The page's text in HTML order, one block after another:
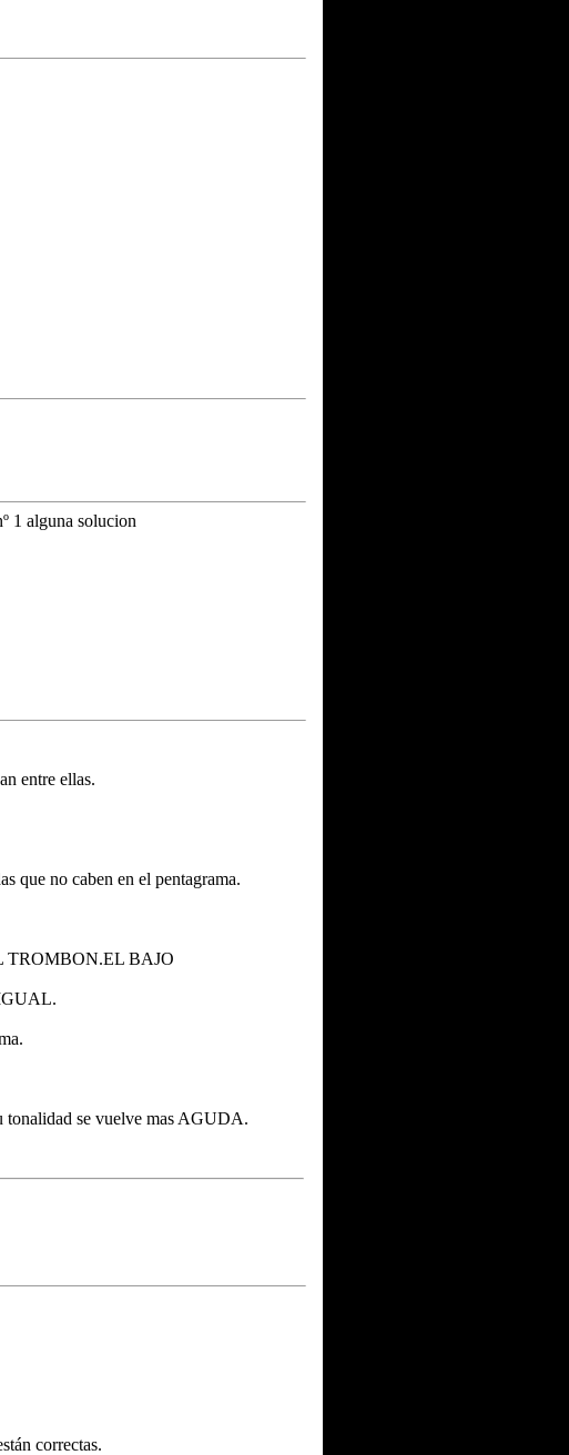
1 alguna solucion
entre ellas.
que no caben en el pentagrama.
TROMBON.EL BAJO
tonalidad se vuelve mas AGUDA.
correctas.